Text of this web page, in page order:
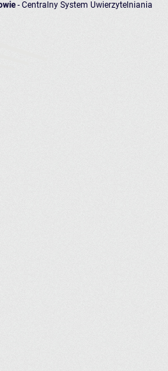
- Centralny System Uwierzytelniania